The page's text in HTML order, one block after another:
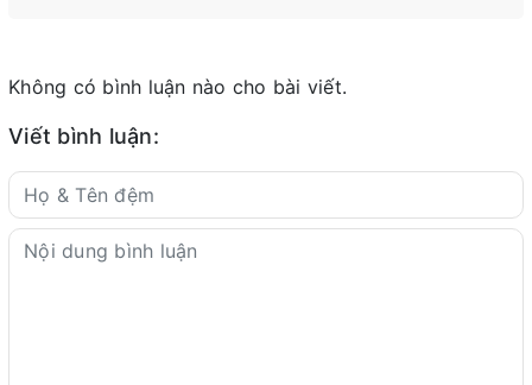
Không có bình luận nào cho bài viết.
Viết bình luận: